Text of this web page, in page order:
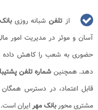
از تلفنشبانه روزیبانک
آسان و موثر در مدیریت امور
حضوری به شعب را کاهش داده و
دهد. همچنین شمارهتلفن
قابل اعتماد، در دسترس همگان
مشتری محوربانک مهرایران است.